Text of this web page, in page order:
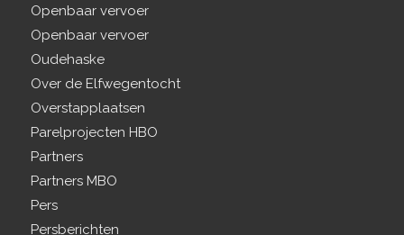
Openbaar vervoer
Openbaar vervoer
Oudehaske
Over de Elfwegentocht
Overstapplaatsen
Parelprojecten HBO
Partners
Partners MBO
Pers
Persberichten